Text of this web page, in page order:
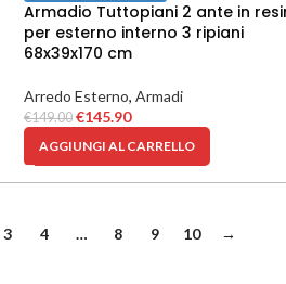
Armadio Tuttopiani 2 ante in
per esterno interno 3 ripiani
68x39x170 cm
Arredo Esterno, Armadi
€149.00 €145.90
AGGIUNGI AL CARRELLO
3 4 … 8 9 10 →